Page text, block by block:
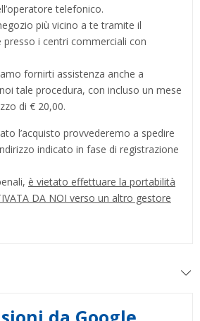
telefonico.
più vicino a te tramite il
presso i centri commerciali con
fornirti assistenza anche a
tale procedura, con incluso un mese
di € 20,00.
l’acquisto provvederemo a spedire
indicato in fase di registrazione
è vietato effettuare la portabilità
DA NOI verso un altro gestore